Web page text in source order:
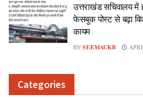
उत्तराखंड सचिवालय
फेसबुक पोस्ट से बढ़ा
कायम
BY SEEMAUKB
Categories